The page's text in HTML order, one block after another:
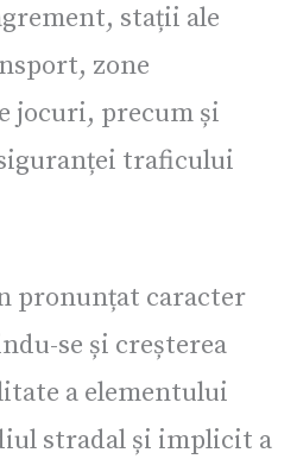
stații ale
zone
jocuri, precum și
traficului
pronunțat caracter
se și creșterea
a elementului
stradal și implicit a